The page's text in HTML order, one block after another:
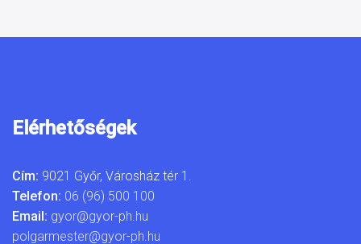
Elérhetőségek
Cím: 9021 Győr, Városház tér 1.
Telefon: 06 (96) 500 100
Email: gyor@gyor-ph.hu
polgarmester@gyor-ph.hu